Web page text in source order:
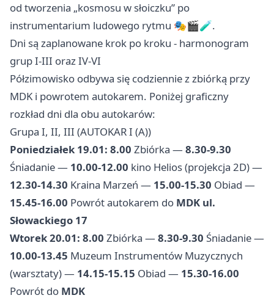
od tworzenia „kosmosu w słoiczku” po
instrumentarium ludowego rytmu 🎭🎬🧪.
Dni są zaplanowane krok po kroku - harmonogram
grup I-III oraz IV-VI
Półzimowisko odbywa się codziennie z zbiórką przy
MDK i powrotem autokarem. Poniżej graficzny
rozkład dni dla obu autokarów:
Grupa I, II, III (AUTOKAR I (A))
Poniedziałek 19.01: 8.00 Zbiórka — 8.30-9.30
Śniadanie — 10.00-12.00 kino Helios (projekcja 2D) —
12.30-14.30 Kraina Marzeń — 15.00-15.30 Obiad —
15.45-16.00 Powrót autokarem do MDK ul.
Słowackiego 17
Wtorek 20.01: 8.00 Zbiórka — 8.30-9.30 Śniadanie —
10.00-13.45 Muzeum Instrumentów Muzycznych
(warsztaty) — 14.15-15.15 Obiad — 15.30-16.00
Powrót do MDK